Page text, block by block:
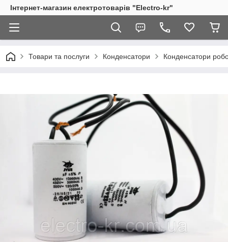
Інтернет-магазин електротоварів "Electro-kr"
Товари та послуги Конденсатори Конденсатори